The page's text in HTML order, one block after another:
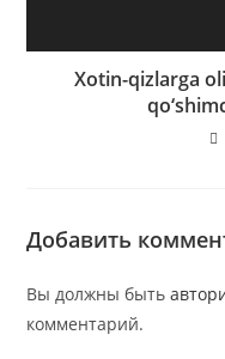
Xotin-qizlarga
Добавить
Вы должны быть
комментарий.